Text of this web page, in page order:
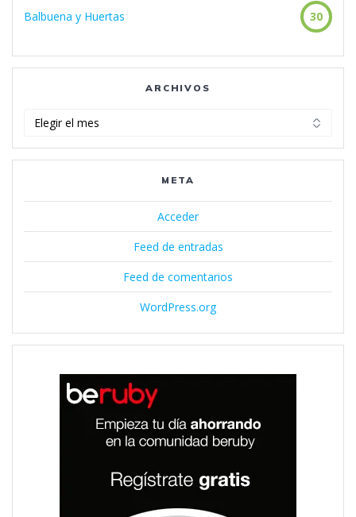
Balbuena y Huertas 30
ARCHIVOS
META
Acceder
Feed de entradas
Feed de comentarios
WordPress.org